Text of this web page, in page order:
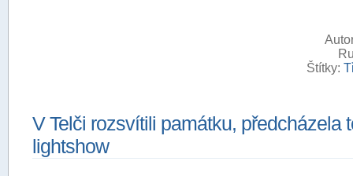
Štítky:
V Telči rozsvítili památku, předcházela
lightshow